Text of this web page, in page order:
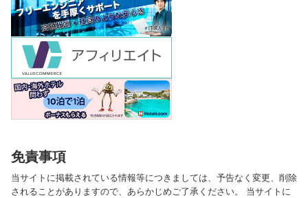
免責事項
当サイトに掲載されている情報等につきましては、予告なく変更、削除
されることがありますので、あらかじめご了承ください。 当サイトに